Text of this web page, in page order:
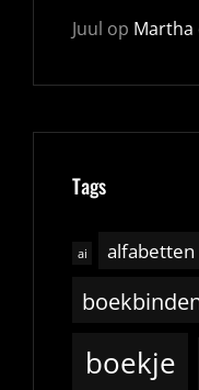
Juul op Martha
Tags
ai alfabetten
boekje